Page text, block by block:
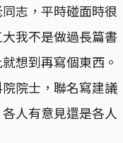
志，平時碰面時很
我不是做過長篇書
想到再寫個東西。
院士，聯名寫建議
人有意見還是各人